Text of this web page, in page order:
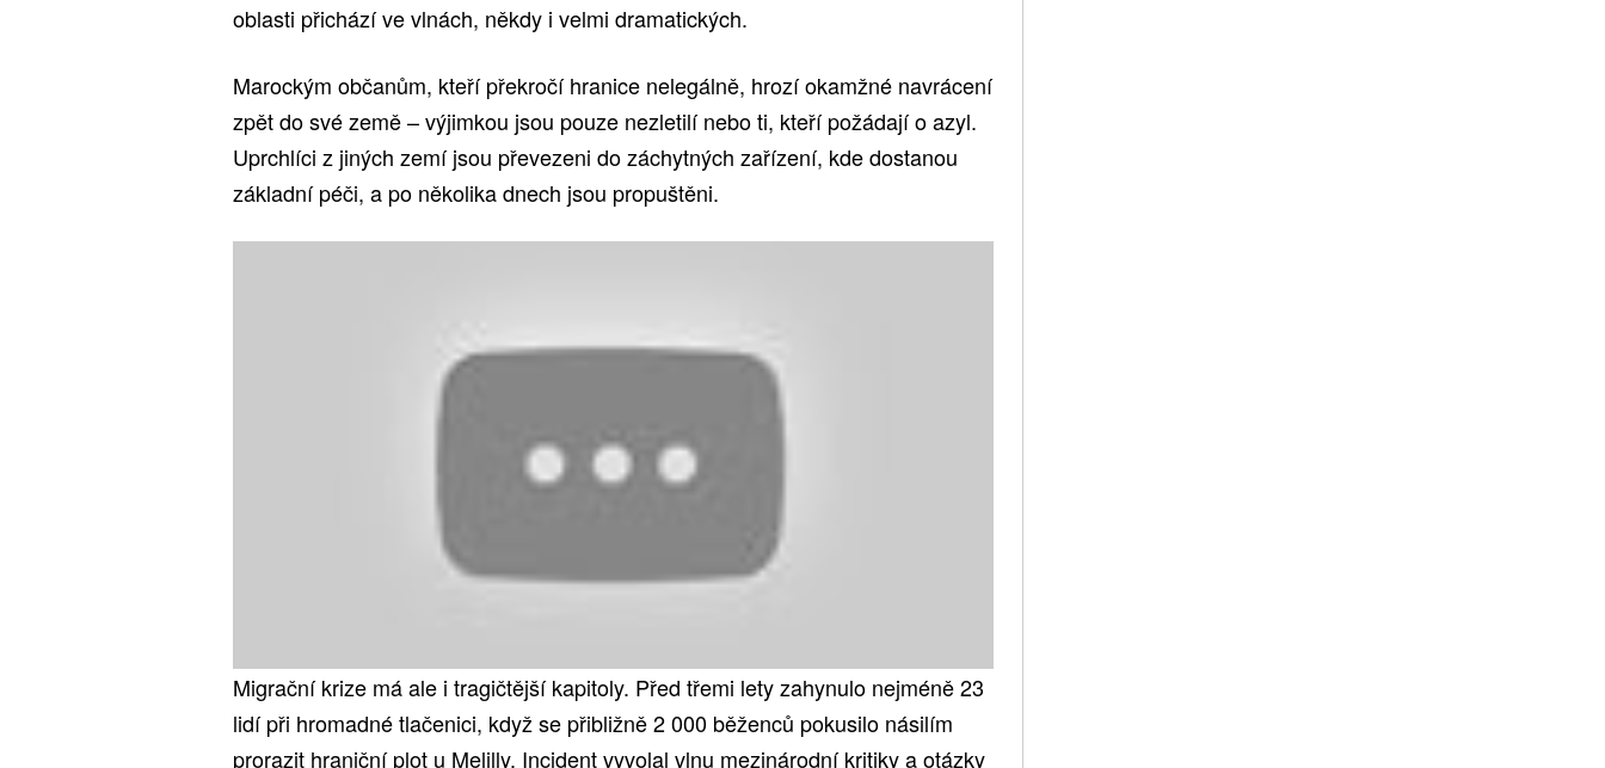
oblasti přichází ve vlnách, někdy i velmi dramatických.
Marockým občanům, kteří překročí hranice nelegálně, hrozí okamžné navrácení
zpět do své země – výjimkou jsou pouze nezletilí nebo ti, kteří požádají o azyl.
Uprchlíci z jiných zemí jsou převezeni do záchytných zařízení, kde dostanou
základní péči, a po několika dnech jsou propuštěni.
Migrační krize má ale i tragičtější kapitoly. Před třemi lety zahynulo nejméně 23
lidí při hromadné tlačenici, když se přibližně 2 000 běženců pokusilo násilím
prorazit hraniční plot u Melilly. Incident vyvolal vlnu mezinárodní kritiky a otázky